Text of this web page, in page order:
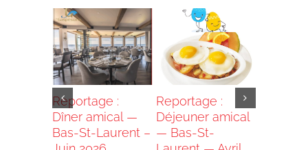
Reportage :
Dîner amical —
Bas-St-Laurent –
Reportage :
Déjeuner amical
— Bas-St-